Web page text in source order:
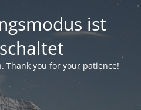
ist
Thank you for your patience!